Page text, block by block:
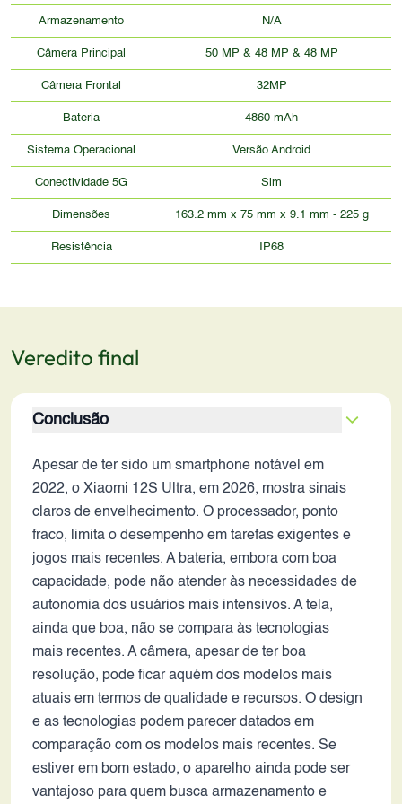
Armazenamento N/A
Câmera Principal 50 MP & 48 MP & 48 MP
Câmera Frontal 32MP
Bateria 4860 mAh
Sistema Operacional Versão Android
Conectividade 5G Sim
Dimensões 163.2 mm x 75 mm x 9.1 mm - 225 g
Resistência IP68
Veredito final
Conclusão
Apesar de ter sido um smartphone notável em
2022, o Xiaomi 12S Ultra, em 2026, mostra sinais
claros de envelhecimento. O processador, ponto
fraco, limita o desempenho em tarefas exigentes e
jogos mais recentes. A bateria, embora com boa
capacidade, pode não atender às necessidades de
autonomia dos usuários mais intensivos. A tela,
ainda que boa, não se compara às tecnologias
mais recentes. A câmera, apesar de ter boa
resolução, pode ficar aquém dos modelos mais
atuais em termos de qualidade e recursos. O design
e as tecnologias podem parecer datados em
comparação com os modelos mais recentes. Se
estiver em bom estado, o aparelho ainda pode ser
vantajoso para quem busca armazenamento e